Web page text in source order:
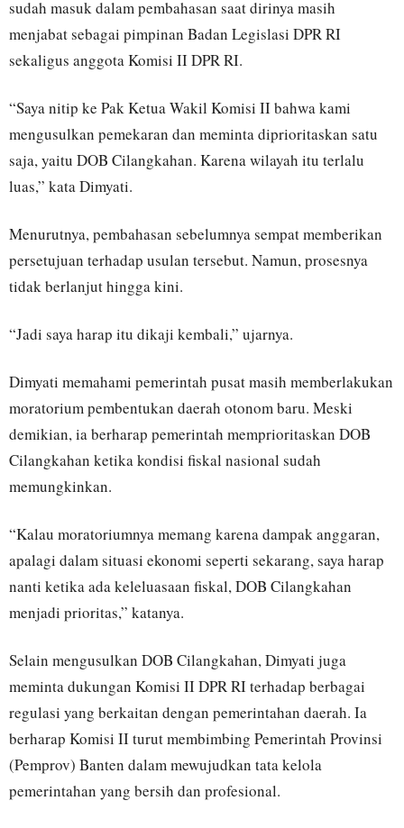
sudah masuk dalam pembahasan saat dirinya masih
menjabat sebagai pimpinan Badan Legislasi DPR RI
sekaligus anggota Komisi II DPR RI.
“Saya nitip ke Pak Ketua Wakil Komisi II bahwa kami
mengusulkan pemekaran dan meminta diprioritaskan satu
saja, yaitu DOB Cilangkahan. Karena wilayah itu terlalu
luas,” kata Dimyati.
Menurutnya, pembahasan sebelumnya sempat memberikan
persetujuan terhadap usulan tersebut. Namun, prosesnya
tidak berlanjut hingga kini.
“Jadi saya harap itu dikaji kembali,” ujarnya.
Dimyati memahami pemerintah pusat masih memberlakukan
moratorium pembentukan daerah otonom baru. Meski
demikian, ia berharap pemerintah memprioritaskan DOB
Cilangkahan ketika kondisi fiskal nasional sudah
memungkinkan.
“Kalau moratoriumnya memang karena dampak anggaran,
apalagi dalam situasi ekonomi seperti sekarang, saya harap
nanti ketika ada keleluasaan fiskal, DOB Cilangkahan
menjadi prioritas,” katanya.
Selain mengusulkan DOB Cilangkahan, Dimyati juga
meminta dukungan Komisi II DPR RI terhadap berbagai
regulasi yang berkaitan dengan pemerintahan daerah. Ia
berharap Komisi II turut membimbing Pemerintah Provinsi
(Pemprov) Banten dalam mewujudkan tata kelola
pemerintahan yang bersih dan profesional.